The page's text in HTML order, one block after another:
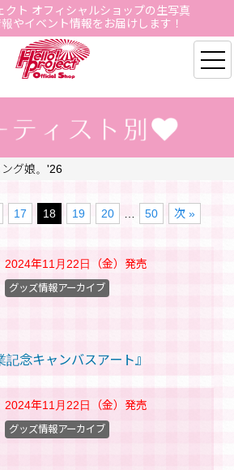
クト オフィシャルショップの生写真
やイベント情報をお届けします！
Hello Project Official
グ娘。'26
17 18 19 20 50 次 »
2024年11月22日（金） 発売
記念キャンバスアート』
グッズ情報アーカイブ
2024年11月22日（金） 発売
グッズ情報アーカイブ